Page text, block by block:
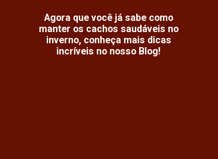
Agora que você já sabe como
manter os cachos saudáveis no
inverno, conheça mais dicas
incríveis no nosso Blog!